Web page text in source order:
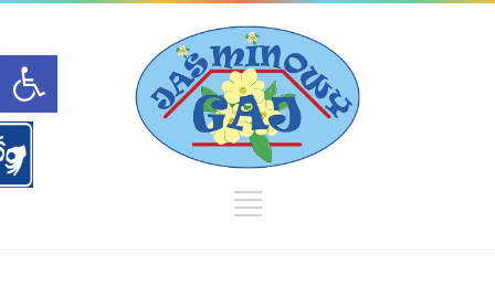
Open toolbar